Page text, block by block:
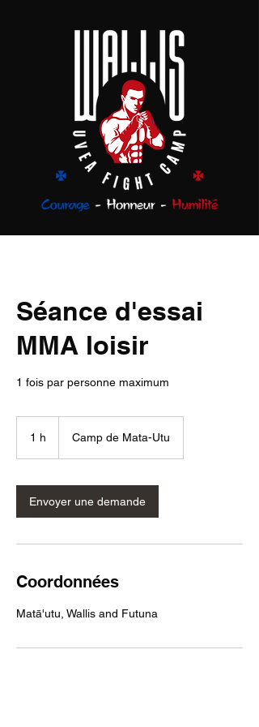
Séance d'essai
MMA loisir
1 fois par personne maximum
1 h Camp de Mata-Utu
Envoyer une demande
Coordonnées
Matā'utu, Wallis and Futuna